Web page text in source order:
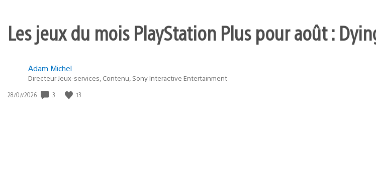
Les jeux du mois PlayStation Plus pour août :
Adam Michel
Directeur Jeux-services, Contenu, Sony Interactive Entertainment
Date
28/07/2026 3 13